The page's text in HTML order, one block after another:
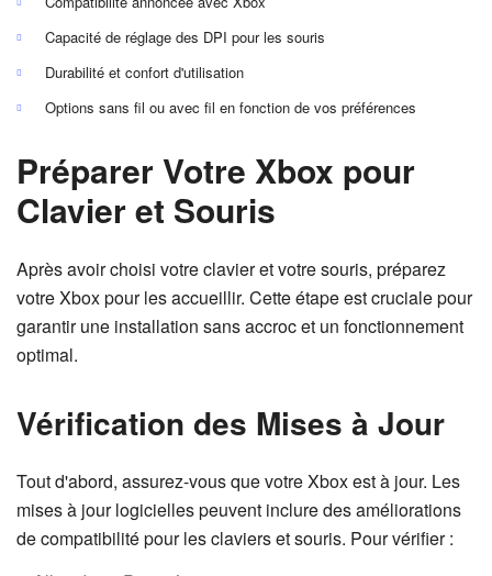
Capacité de réglage des DPI pour les souris
Durabilité et confort d'utilisation
Options sans fil ou avec fil en fonction de vos préférences
Préparer Votre Xbox pour
Clavier et Souris
Après avoir choisi votre clavier et votre souris, préparez
votre Xbox pour les accueillir. Cette étape est cruciale pour
garantir une installation sans accroc et un fonctionnement
optimal.
Vérification des Mises à Jour
Tout d'abord, assurez-vous que votre Xbox est à jour. Les
mises à jour logicielles peuvent inclure des améliorations
de compatibilité pour les claviers et souris. Pour vérifier :